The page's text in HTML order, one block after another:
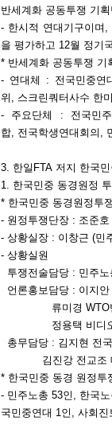
반세계화 공동투쟁 기
- 한시적 연대기구이며
을 평가하고 12월 정기
* 반세계화 공동투쟁 기
- 연대체 : 전국민중연
위, 스크린쿼터사수 한
- 주요단체 : 전국민주
합, 전국학생연대회의,
3. 한일FTA 저지 한국
1. 한국민중 동경원정
* 한국민중 동경원정투
- 원정투쟁단장 : 조준
- 상황실장 : 이창근 (민
- 상황실원
투쟁전술담당 : 민주
언론홍보담당 : 이지
류미경 WTO반대
정용택 비디오
총무담당 : 김지현 전
김진강 전교조 대
* 한국민중 동경 원정투
- 민주노총 53인, 한국
국민중연대 1인, 사회